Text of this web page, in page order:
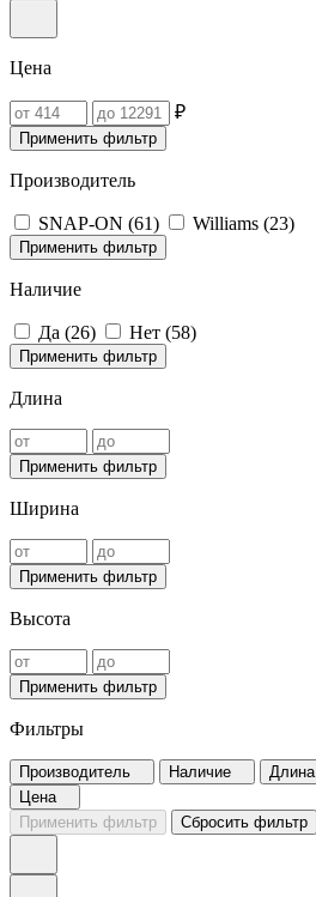
Цена
₽
Применить фильтр
Производитель
SNAP-ON (61) Williams (23)
Применить фильтр
Наличие
Да (26) Нет (58)
Применить фильтр
Длина
Применить фильтр
Ширина
Применить фильтр
Высота
Применить фильтр
Фильтры
Производитель Наличие Длина
Цена
Применить фильтр
Сбросить фильтр